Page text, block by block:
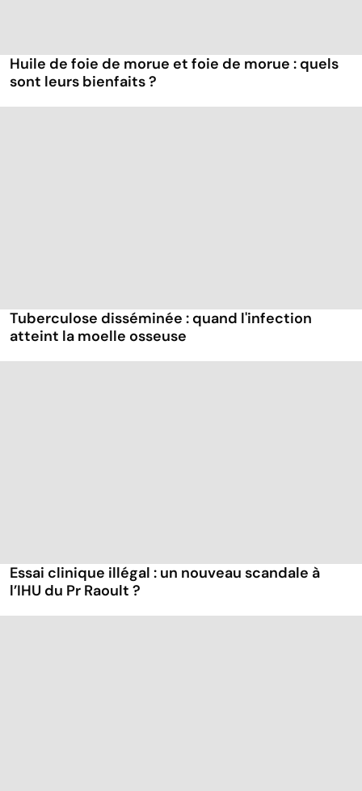
Huile de foie de morue et foie de morue : quels
sont leurs bienfaits ?
Tuberculose disséminée : quand l'infection
atteint la moelle osseuse
Essai clinique illégal : un nouveau scandale à
l’IHU du Pr Raoult ?